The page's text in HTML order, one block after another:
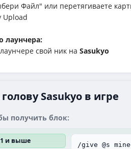
Файл" или перетягиваете
Upload
лаунчера:
свой ник на Sasukyo
Sasukyo в игре
получить блок:
и выше
/give @s